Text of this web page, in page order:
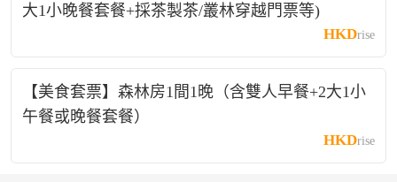
大1小晚餐套餐+採茶製茶/叢林穿越門票等)
HKDrise
【美食套票】森林房1間1晚（含雙人早餐+2大1小
午餐或晚餐套餐）
HKDrise